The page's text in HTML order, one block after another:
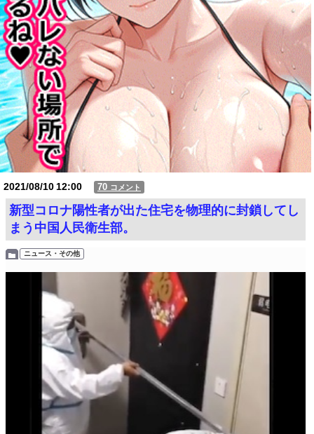
2021/08/1012:00 70 コメント
新型コロナ陽性者が出た住宅を物理的に封鎖してし
まう中国人民衛生部。
ニュース・その他